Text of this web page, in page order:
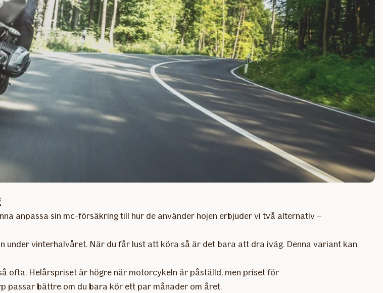
anpassa sin mc-försäkring till hur de använder hojen erbjuder vi två alternativ –
under vinterhalvåret. När du får lust att köra så är det bara att dra iväg. Denna variant kan
ofta. Helårspriset är högre när motorcykeln är påställd, men priset för
passar bättre om du bara kör ett par månader om året.